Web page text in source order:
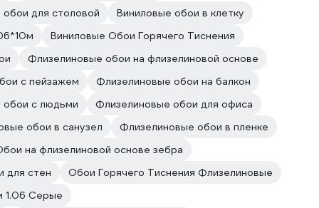
для столовой
Виниловые обои в клетку
Виниловые Обои Горячего Тиснения
Флизелиновые обои на флизелиновой основе
с пейзажем
Флизелиновые обои на балкон
с людьми
Флизелиновые обои для офиса
обои в санузел
Флизелиновые обои в пленке
на флизелиновой основе зебра
для стен
Обои Горячего Тиснения Флизелиновые
1.06 Серые